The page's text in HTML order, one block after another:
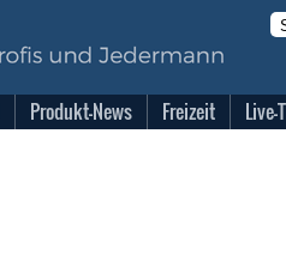
Produkt-News Freizeit Live-